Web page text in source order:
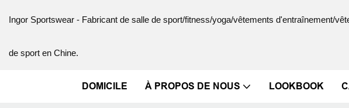
Ingor Sportswear - Fabricant de salle de sport/fitness/yoga/vêtements d'entraînement/
de sport en Chine.
DOMICILE À PROPOS DE NOUS LOOKBOOK